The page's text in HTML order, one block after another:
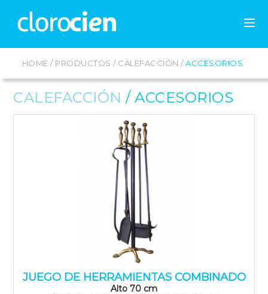
HOME / PRODUCTOS/ CALEFACCIÓN/ACCESORIOS
CALEFACCIÓN/ACCESORIOS
JUEGO DE HERRAMIENTAS COMBINADO
Alto 70 cm